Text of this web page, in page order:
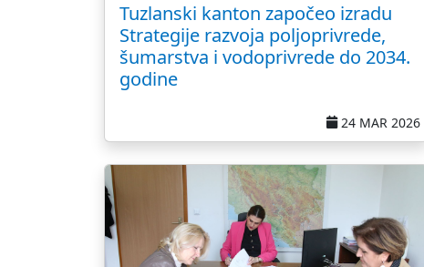
Tuzlanski kanton započeo izradu
Strategije razvoja poljoprivrede,
šumarstva i vodoprivrede do 2034.
godine
24 MAR 2026